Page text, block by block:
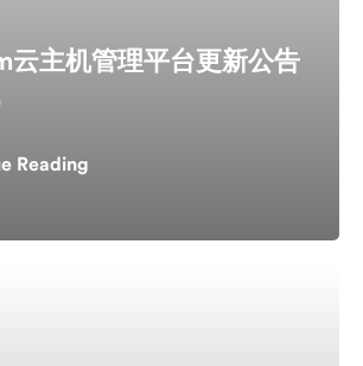
云主机管理平台更新公告
Reading